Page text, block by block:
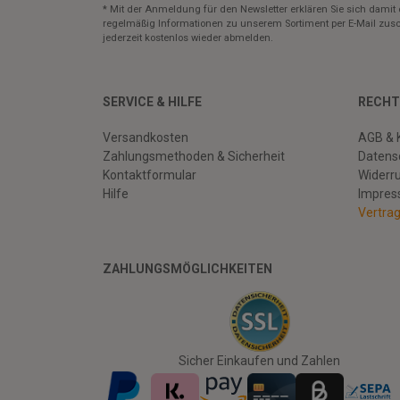
* Mit der Anmeldung für den Newsletter erklären Sie sich damit
regelmäßig Informationen zu unserem Sortiment per E-Mail
jederzeit kostenlos wieder abmelden.
SERVICE & HILFE
Versandkosten
Zahlungsmethoden & Sicherheit
Kontaktformular
Hilfe
AGB &
ZAHLUNGSMÖGLICHKEITEN
Sicher Einkaufen und Zahlen
Twitter Youtube